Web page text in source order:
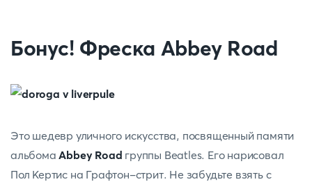
Бонус! Фреска Abbey Road
Это шедевр уличного искусства, посвященный памяти
альбомаAbbey Road группы Beatles. Его нарисовал
Пол Кертис на Графтон-стрит. Не забудьте взять с